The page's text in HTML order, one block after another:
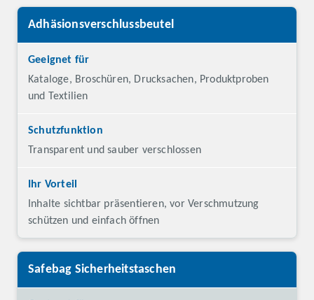
Adhäsionsverschlussbeutel
Kataloge, Broschüren, Drucksachen, Produktproben
und Textilien
Transparent und sauber verschlossen
Inhalte sichtbar präsentieren, vor Verschmutzung
schützen und einfach öffnen
Safebag Sicherheitstaschen